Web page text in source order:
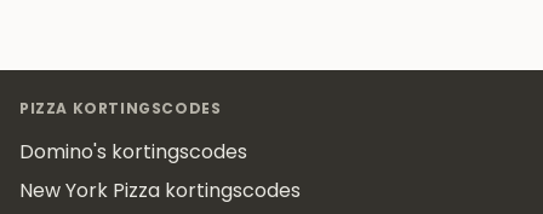
PIZZA KORTINGSCODES
Domino's kortingscodes
New York Pizza kortingscodes